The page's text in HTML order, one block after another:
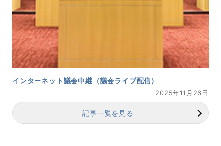
インターネット議会中継（議会ライブ配信）
2025年11月26日
記事一覧を見る